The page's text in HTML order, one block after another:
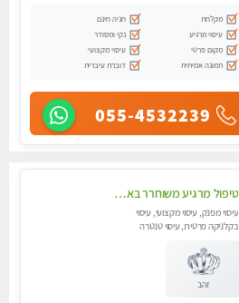
מקלחת
חניה חינם
עיסוי מרגיע
נקי ומסודר
מקום פרטי
עיסוי מקצועי
תמונה אמיתית
דוברת עיברית
055-4532239
טיפול מרגיע משוחרר באווירה נעימה נקיה ומסודרת יש חניה ומקלחת
עיסוי מפנק, עיסוי מקצועי, עיסוי
בקלניקה פרטית, עיסוי טנטרה
זהב